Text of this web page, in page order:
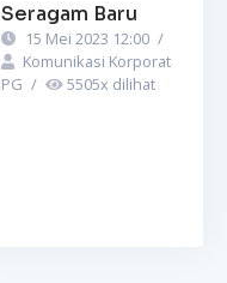
Seragam Baru
15 Mei 2023 12:00 /
Komunikasi Korporat
PG / 5505x dilihat